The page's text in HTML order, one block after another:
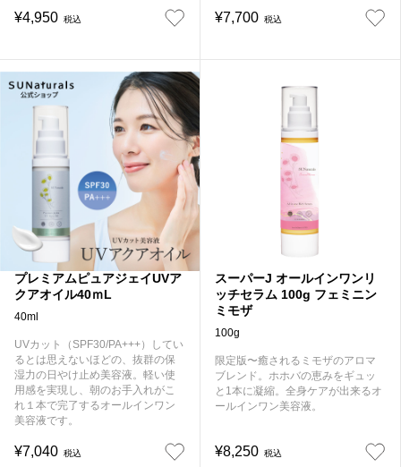
¥4,950 税込 ¥7,700 税込
プレミアムピュアジェイUVア
クアオイル40ｍL
40ml
UVカット（SPF30/PA+++）してい
るとは思えないほどの、抜群の保
湿力の日やけ止め美容液。軽い使
用感を実現し、朝のお手入れがこ
れ１本で完了するオールインワン
美容液です。
¥7,040 税込
スーパーJ オールインワンリ
ッチセラム 100g フェミニン
ミモザ
100g
限定版〜癒されるミモザのアロマ
ブレンド。ホホバの恵みをギュッ
と1本に凝縮。全身ケアが出来るオ
ールインワン美容液。
¥8,250 税込